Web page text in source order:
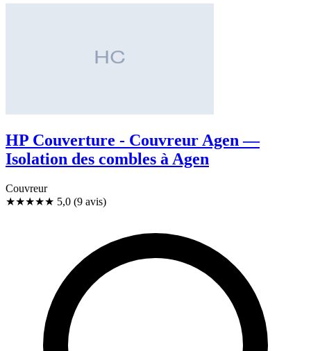
HP Couverture - Couvreur Agen —
Isolation des combles à Agen
Couvreur
★★★★★ 5,0 (9 avis)